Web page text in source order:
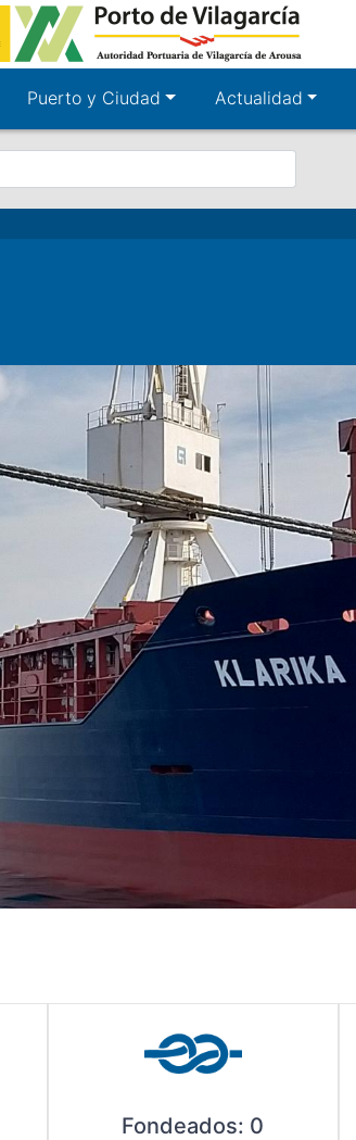
Puerto y Ciudad Actualidad
Fondeados: 0